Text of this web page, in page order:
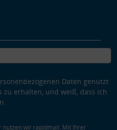
Daten genutzt
erhalten, und weiß, dass ich
nutzen wir rapidmail. Mit Ihrer